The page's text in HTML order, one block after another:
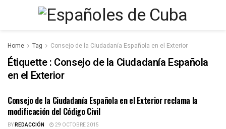
Home Tag Consejo de la Ciudadanía Española en el Exterior
Étiquette : Consejo de la Ciudadanía Española
en el Exterior
BECAS, AYUDAS, SUBVENCIONES
Consejo de la Ciudadanía Española en el Exterior reclama la
modificación del Código Civil
BYREDACCIÓN 29 OCTOBRE 2015